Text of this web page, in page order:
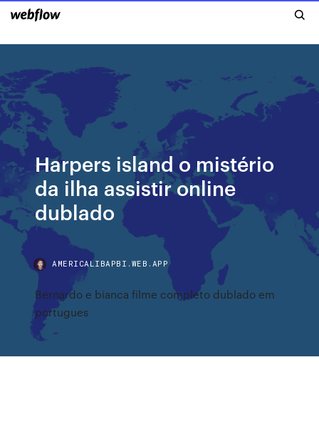
Harpers island o mistério
da ilha assistir online
dublado
AMERICALIBAPBI.WEB.APP
Bernardo e bianca filme completo dublado em
portugues